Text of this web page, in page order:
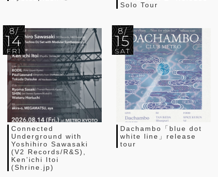
Solo Tour
8/
14
FRI
Connected
Underground with
Yoshihiro Sawasaki
(V2 Records/R&S),
Ken’ichi Itoi
(Shrine.jp)
8/
15
SAT
Dachambo「blue dot
white line」release
tour